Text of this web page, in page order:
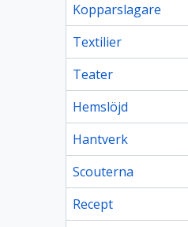
Kopparslagare
Textilier
Teater
Hemslöjd
Hantverk
Scouterna
Recept